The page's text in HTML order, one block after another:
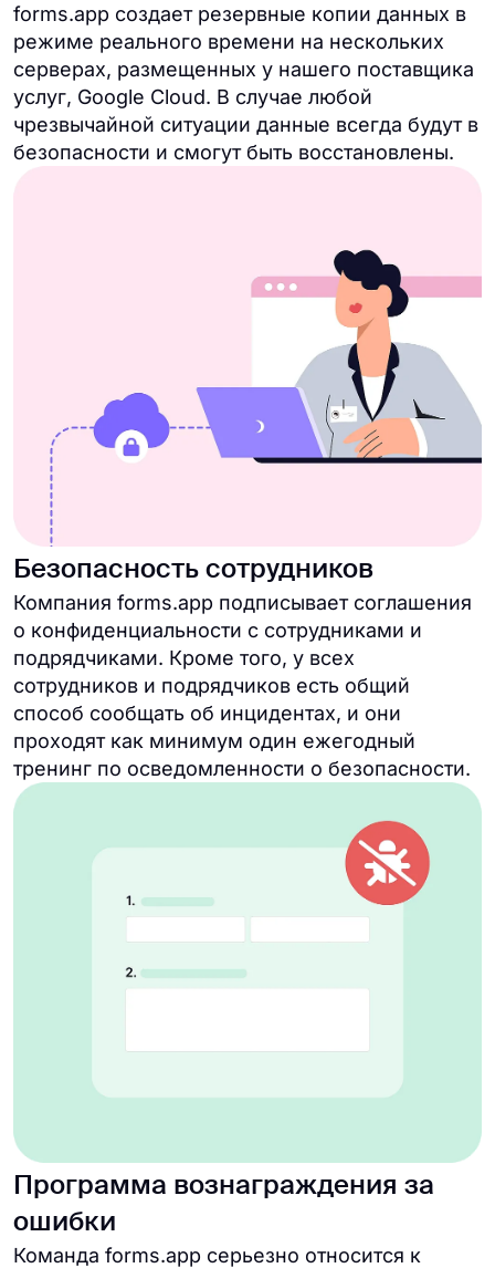
forms.app создает резервные копии данных в
режиме реального времени на нескольких
серверах, размещенных у нашего поставщика
услуг, Google Cloud. В случае любой
чрезвычайной ситуации данные всегда будут в
безопасности и смогут быть восстановлены.
Безопасность сотрудников
Компания forms.app подписывает соглашения
о конфиденциальности с сотрудниками и
подрядчиками. Кроме того, у всех
сотрудников и подрядчиков есть общий
способ сообщать об инцидентах, и они
проходят как минимум один ежегодный
тренинг по осведомленности о безопасности.
Программа вознаграждения за
ошибки
Команда forms.app серьезно относится к